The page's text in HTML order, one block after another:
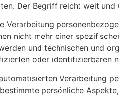
Der Begriff reicht weit
Verarbeitung
nicht mehr einer
und technischen und
oder identifizierbaren
Verarbeitung
persönliche